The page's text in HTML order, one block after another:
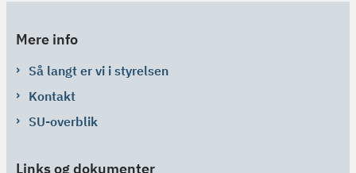
Mere info
Så langt er vi i styrelsen
Kontakt
SU-overblik
Links og dokumenter